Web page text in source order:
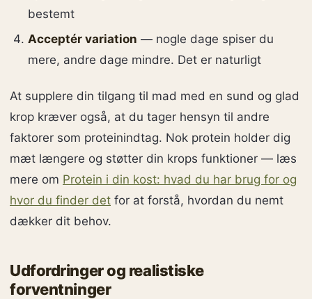
bestemt
Acceptér variation — nogle dage spiser du
mere, andre dage mindre. Det er naturligt
At supplere din tilgang til mad med en sund og glad
krop kræver også, at du tager hensyn til andre
faktorer som proteinindtag. Nok protein holder dig
mæt længere og støtter din krops funktioner — læs
mere om Protein i din kost: hvad du har brug for og
hvor du finder det for at forstå, hvordan du nemt
dækker dit behov.
Udfordringer og realistiske
forventninger